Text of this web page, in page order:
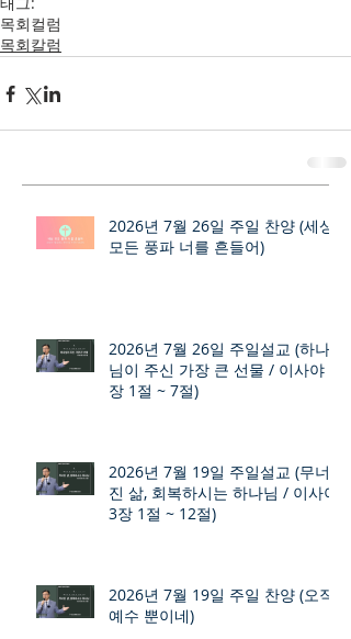
목회컬럼
목회칼럼
2026년 7월 26일 주일 찬양 (세상
모든 풍파 너를 흔들어)
2026년 7월 26일 주일설교 (하나
님이 주신 가장 큰 선물 / 이사야 9
장 1절 ~ 7절)
2026년 7월 19일 주일설교 (무너
진 삶, 회복하시는 하나님 / 이사야
3장 1절 ~ 12절)
2026년 7월 19일 주일 찬양 (오직
예수 뿐이네)